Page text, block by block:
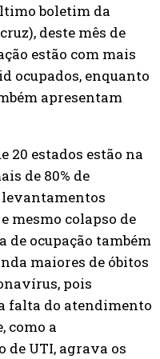
boletim da
deste mês de
estão com mais
ocupados, enquanto
apresentam
20 estados estão na
de 80% de
levantamentos
mesmo colapso de
de ocupação também
maiores de óbitos
pois
falta do atendimento
como a
UTI, agrava os